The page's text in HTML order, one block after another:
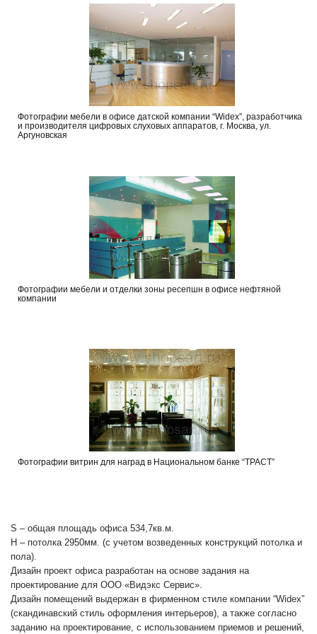
Фотографии мебели в офисе датской компании “Widex”, разработчика
и производителя цифровых слуховых аппаратов, г. Москва, ул.
Аргуновская
Фотографии мебели и отделки зоны ресепшн в офисе нефтяной
компании
Фотографии витрин для наград в Национальном банке “ТРАСТ”
S – общая площадь офиса 534,7кв.м.
Н – потолка 2950мм. (с учетом возведенных конструкций потолка и
пола).
Дизайн проект офиса разработан на основе задания на
проектирование для ООО «Видэкс Сервис».
Дизайн помещений выдержан в фирменном стиле компании “Widex”
(скандинавский стиль оформления интерьеров), а также согласно
заданию на проектирование, с использованием приемов и решений,